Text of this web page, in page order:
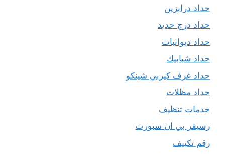
حداد درابزين
حداد درج حديد
حداد ديوانيات
حداد شبابيك
حداد غرف كيربي شينكو
حداد مظلات
خدمات تنظيف
رسيفر بي ان سبورت
رقم تكييف